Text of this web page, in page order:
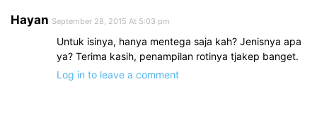
Hayan September 28, 2015 At 5:03 pm
Untuk isinya, hanya mentega saja kah? Jenisnya apa
ya? Terima kasih, penampilan rotinya tjakep banget.
Log in to leave a comment